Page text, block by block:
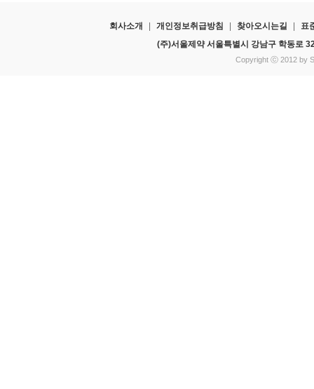
회사소개 개인정보취급방침 찾아오시는길
표
(주)서울제약 서울특별시 강남구 학동로
Copyright ⓒ 2012 by